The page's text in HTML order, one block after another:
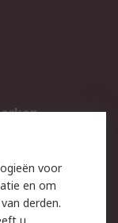
voor
en om
derden.